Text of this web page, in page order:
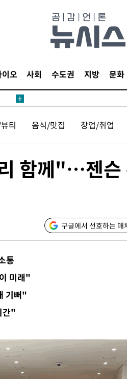
오 사회 수도권 지방 문화
다
까
피"
티 음식/맛집 창업/취업
함께"…젠슨
구글에서 선호하는 매
통
미래"
기뻐"
간"